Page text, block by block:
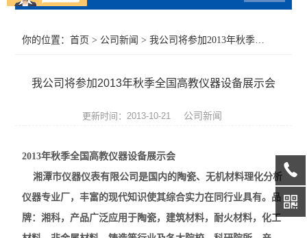
元素分析仪
数显式抗折仪
耐火材料检测仪器
你的位置：首页 > 公司新闻 > 我公司将参加2013年秋季全国高教仪器设备展示会
我公司将参加2013年秋季全国高教仪器设备展示会
更新时间：2013-10-21 公司新闻
2013年秋季全国高教仪器设备展示会
湘潭市仪器仪表有限公司是国内的陶瓷、无机材料理化分析
仪器专业厂，丰富的现代知识使其综合实力在同行业具有。品
牌：湘科，产品广泛应用于陶瓷，建筑材料，耐火材料，化工